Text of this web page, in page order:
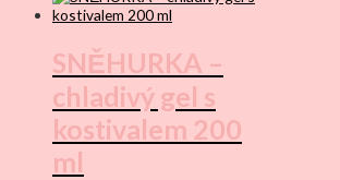
SNĚHURKA –
chladivý gel s
kostivalem 200
ml